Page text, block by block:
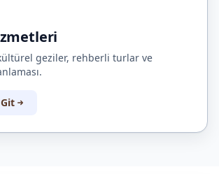
geziler, rehberli turlar ve